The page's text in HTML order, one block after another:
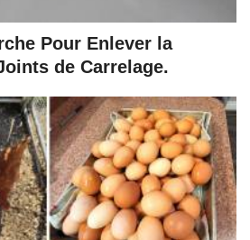
Pour Enlever la
de Carrelage.